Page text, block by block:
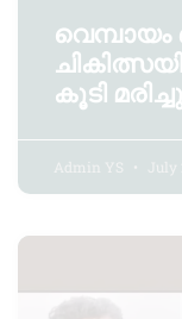
കൂടി മരിച്ചു
Admin YS July